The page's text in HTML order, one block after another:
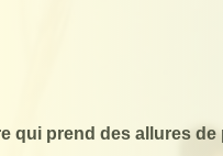
qui prend des allures